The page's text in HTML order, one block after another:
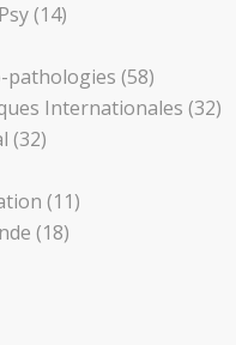
(14)
pathologies (58)
Internationales (32)
(32)
(11)
(18)